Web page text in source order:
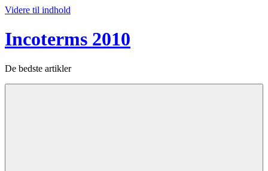
Videre til indhold
Incoterms 2010
De bedste artikler